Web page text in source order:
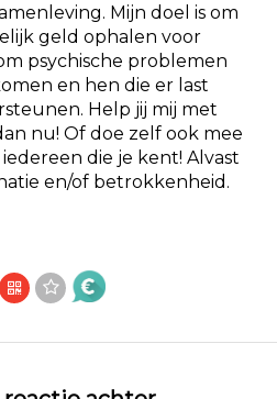
Mijn doel is om
geld ophalen voor
psychische problemen
en hen die er last
Help jij mij met
nu! Of doe zelf ook mee
die je kent! Alvast
en/of betrokkenheid.